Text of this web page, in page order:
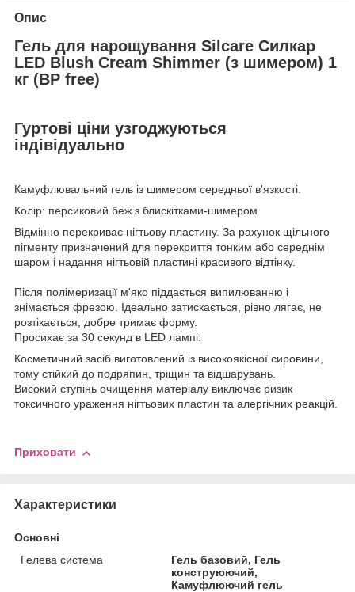
Опис
Гель для нарощування Silcare Силкар
LED Blush Cream Shimmer (з шимером) 1
кг (BP free)
Гуртові ціни узгоджуються
індівідуально
Камуфлювальний гель із шимером середньої в'язкості.
Колір: персиковий беж з блискітками-шимером
Відмінно перекриває нігтьову пластину. За рахунок щільного
пігменту призначений для перекриття тонким або середнім
шаром і надання нігтьовій пластині красивого відтінку.
Після полімеризації м'яко піддається випилюванню і
знімається фрезою. Ідеально затискається, рівно лягає, не
розтікається, добре тримає форму.
Просихає за 30 секунд в LED лампі.
Косметичний засіб виготовлений із високоякісної сировини,
тому стійкий до подряпин, тріщин та відшарувань.
Високий ступінь очищення матеріалу виключає ризик
токсичного ураження нігтьових пластин та алергічних реакцій.
Приховати
Характеристики
Основні
Гелева система
Гель базовий, Гель
конструюючий,
Камуфлюючий гель